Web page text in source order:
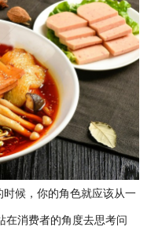
时候，你的角色就应该从一
在消费者的角度去思考问